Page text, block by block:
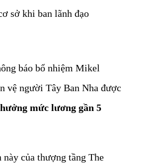
sở khi ban lãnh đạo
báo bổ nhiệm Mikel
vệ người Tây Ban Nha được
mức lương gần 5
của thượng tầng The